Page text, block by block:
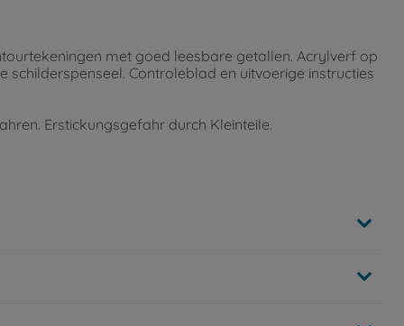
met goed leesbare getallen. Acrylverf op
schilderspenseel. Controleblad en uitvoerige instructies
Erstickungsgefahr durch Kleinteile.